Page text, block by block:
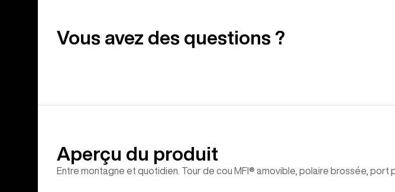
Vous avez des questions ?
Aperçu du produit
Entre montagne et quotidien. Tour de cou MFI® amovible, polaire brossée, port